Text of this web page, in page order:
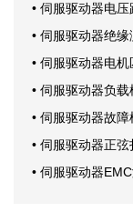
• 伺服驱动器电